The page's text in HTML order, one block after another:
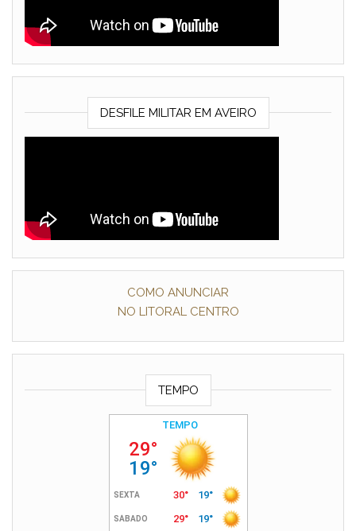
DESFILE MILITAR EM AVEIRO
COMO ANUNCIAR
NO LITORAL CENTRO
TEMPO